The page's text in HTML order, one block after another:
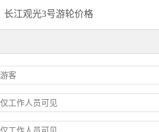
长江观光3号游轮价格